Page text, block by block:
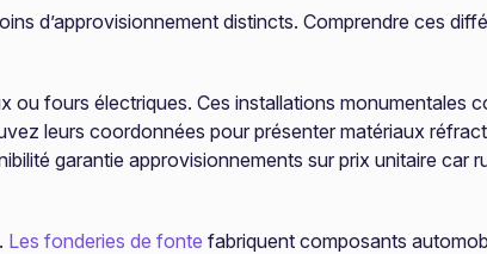
d’approvisionnement distincts. Comprendre ces
fours électriques. Ces installations monumentales
leurs coordonnées pour présenter matériaux
garantie approvisionnements sur prix unitaire car
Les fonderies de fonte fabriquent composants